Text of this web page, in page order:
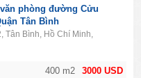
3000 USD
400 m2
phòng đường Cửu
Tân Bình
Bình, Hồ Chí Minh,